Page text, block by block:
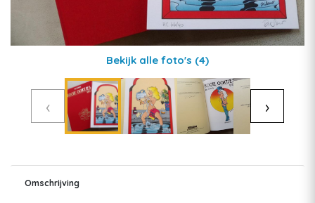
Bekijk alle foto's (4)
‹ ›
Omschrijving